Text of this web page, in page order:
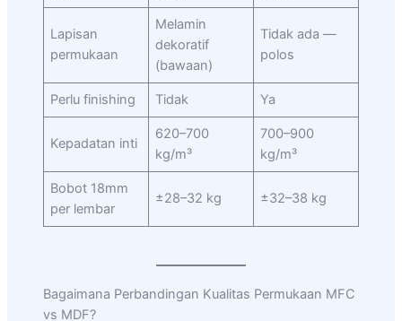
Lapisan
permukaan
Melamin
dekoratif
(bawaan)
Tidak ada —
polos
Perlu finishing Tidak Ya
Kepadatan inti
620–700
kg/m³
700–900
kg/m³
Bobot 18mm
per lembar
±28–32 kg ±32–38 kg
Bagaimana Perbandingan Kualitas Permukaan MFC
vs MDF?